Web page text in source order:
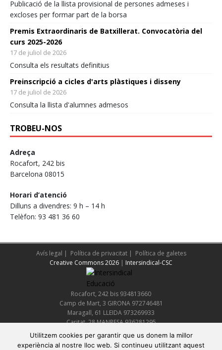
educativa pateix "caos administratiu" després d'una
incidència en la resolució dels mèrits pel repartiment de
@mira_gerard
Carrega més
Publicació de la llista provisional de persones admeses i
excloses per formar part de la borsa
Premis Extraordinaris de Batxillerat. Convocatòria del
curs 2025-2026
17 de juliol de 2026
Consulta els resultats definitius
Preinscripció a cicles d'arts plàstiques i disseny
17 de juliol de 2026
Consulta la llista d'alumnes admesos
TROBEU-NOS
Adreça
Rocafort, 242 bis
Barcelona 08015
Horari d’atenció
Dilluns a divendres: 9 h – 14 h
Telèfon: 93 481 36 60
Avís legal | Política de privacitat| Política de galetes
Creative Commons 2026 | Intersindical-CSC
Rocafort, 242 bis 934813660
Camp de Mart, 3 GIRONA 972746481
Maragall, 61 LLEIDA 973269933
Caritat, 28 MANRESA 936281295
Plaça de Sant Antoni, 2 TARRAGONA 977243304
Hotel d’Entitats-Carrer Verge del Carme, 2. AMPOSTA 977243304
Utilitzem cookies per garantir que us donem la millor
experiència al nostre lloc web. Si continueu utilitzant aquest